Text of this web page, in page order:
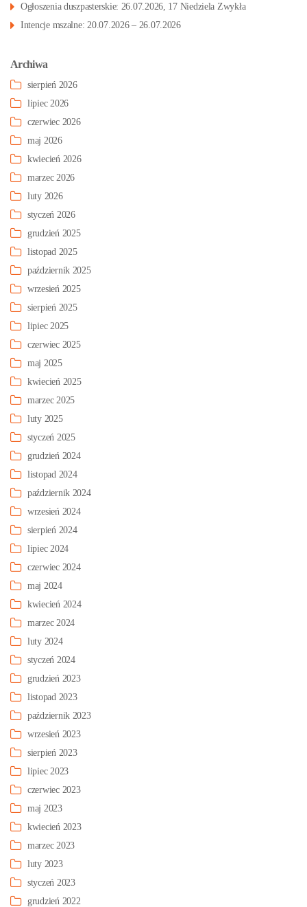
Ogłoszenia duszpasterskie: 26.07.2026, 17 Niedziela Zwykła
Intencje mszalne: 20.07.2026 – 26.07.2026
Archiwa
sierpień 2026
lipiec 2026
czerwiec 2026
maj 2026
kwiecień 2026
marzec 2026
luty 2026
styczeń 2026
grudzień 2025
listopad 2025
październik 2025
wrzesień 2025
sierpień 2025
lipiec 2025
czerwiec 2025
maj 2025
kwiecień 2025
marzec 2025
luty 2025
styczeń 2025
grudzień 2024
listopad 2024
październik 2024
wrzesień 2024
sierpień 2024
lipiec 2024
czerwiec 2024
maj 2024
kwiecień 2024
marzec 2024
luty 2024
styczeń 2024
grudzień 2023
listopad 2023
październik 2023
wrzesień 2023
sierpień 2023
lipiec 2023
czerwiec 2023
maj 2023
kwiecień 2023
marzec 2023
luty 2023
styczeń 2023
grudzień 2022